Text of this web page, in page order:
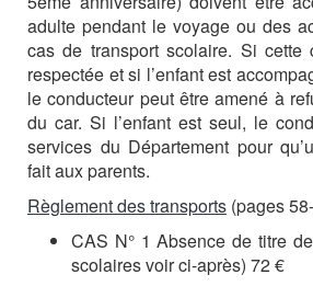
adulte pendant le voyage ou des
cas de transport scolaire. Si cette
respectée et si l’enfant est
le conducteur peut être amené à
du car. Si l’enfant est seul, le
services du Département pour
fait aux parents.
Règlement des transports (pages
CAS N° 1 Absence de titre
scolaires voir ci-après) 72 €